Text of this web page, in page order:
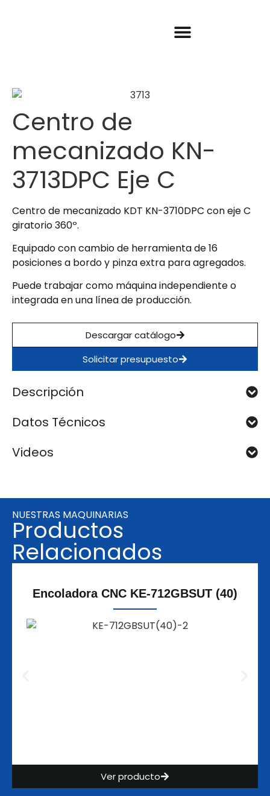
Centro de
mecanizado KN-
3713DPC Eje C
Centro de mecanizado KDT KN-3710DPC con eje C
giratorio 360º.
Equipado con cambio de herramienta de 16
posiciones a bordo y pinza extra para agregados.
Puede trabajar como máquina independiente o
integrada en una línea de producción.
Descargar catálogo
Solicitar presupuesto
Descripción
Datos Técnicos
Videos
NUESTRAS MAQUINARIAS
Productos
Relacionados
Encoladora CNC KE-712GBSUT (40)
Ver producto